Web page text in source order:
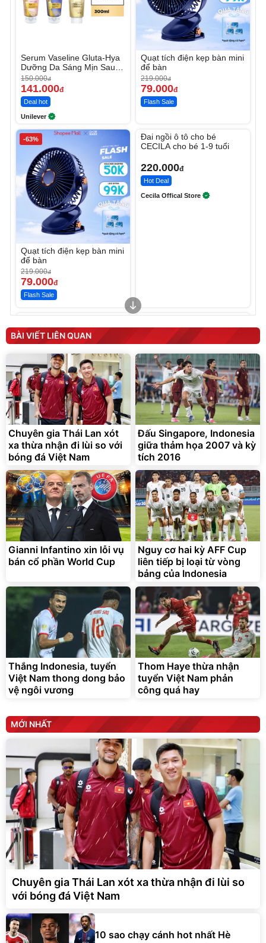
Serum Vaseline Gluta-Hya
Dưỡng Da Sáng Mịn Sau 7
Ngày
150.000đ
141.000đ
Deal hot
Unilever
Quạt tích điện kẹp bàn mini
để bàn
219.000đ
79.000đ
Flash Sale
-63%
Quạt tích điện kẹp bàn mini
để bàn
219.000đ
79.000đ
Flash Sale
Đai ngồi ô tô cho bé
CECILA cho bé 1-9 tuổi
220.000đ
Hot Deal
Cecila Offical Store
tức thì Vaseline Body
190.000đ
138.330đ
Discount
D2-001 - Thông Minh
3.000.000
2.200.000đ
Flash Sale
Unmute
Vali Bamozo Khung Nhôm
9066 Size 20/24/28 Cao
Cấp
1.000.000đ
825.000đ
Flash Sale
Lót ghế ôtô, nâng lưng
chống nóng giúp thoải mái
trong di chuyển
295.000đ
Đã bán nhiều
BÀI VIẾT LIÊN QUAN
Chuyên gia Thái Lan xót
xa thừa nhận đi lùi so với
bóng đá Việt Nam
Đấu Singapore, Indonesia
giữa thảm họa 2007 và kỳ
tích 2016
Gianni Infantino xin lỗi vụ
bán cổ phần World Cup
Nguy cơ hai kỳ AFF Cup
liên tiếp bị loại từ vòng
bảng của Indonesia
Thắng Indonesia, tuyển
Việt Nam thong dong bảo
vệ ngôi vương
Thom Haye thừa nhận
tuyển Việt Nam phản
công quá hay
MỚI NHẤT
Chuyên gia Thái Lan xót xa thừa nhận đi lùi so
với bóng đá Việt Nam
10 sao chạy cánh hot nhất Hè